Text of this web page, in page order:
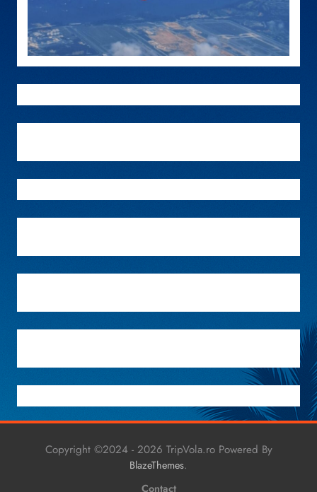
Copyright ©2024 - 2026 TripVola.ro Powered By
BlazeThemes.
Contact